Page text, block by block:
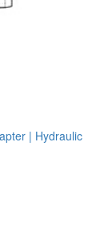
| Hydraulic